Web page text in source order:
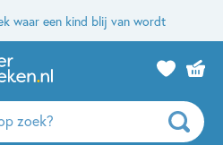
waar een kind blij van wordt